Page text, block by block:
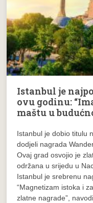
Istanbul je
ovu godinu:
maštu u
Istanbul je dobio titulu
dodjeli nagrada
Ovaj grad osvojio je
održana u srijedu u
Istanbul je srebrenu
“Magnetizam istoka i
zlatne nagrade”,